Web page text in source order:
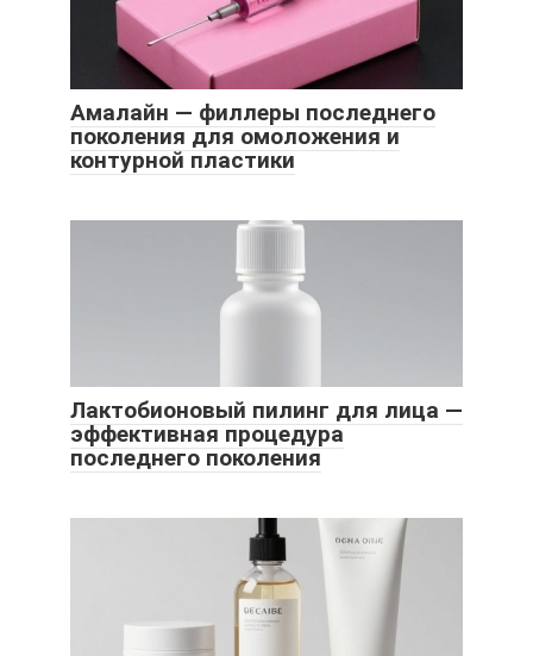
Амалайн — филлеры последнего
поколения для омоложения и
контурной пластики
Лактобионовый пилинг для лица —
эффективная процедура
последнего поколения